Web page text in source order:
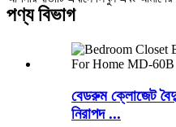
পণ্য বিভাগ
বেডরুম ক্লোজেট
নিরাপদ ...